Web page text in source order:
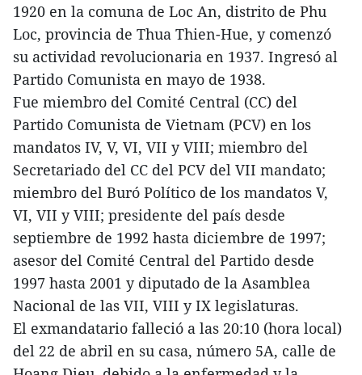
1920 en la comuna de Loc An, distrito de Phu
Loc, provincia de Thua Thien-Hue, y comenzó
su actividad revolucionaria en 1937. Ingresó al
Partido Comunista en mayo de 1938.
Fue miembro del Comité Central (CC) del
Partido Comunista de Vietnam (PCV) en los
mandatos IV, V, VI, VII y VIII; miembro del
Secretariado del CC del PCV del VII mandato;
miembro del Buró Político de los mandatos V,
VI, VII y VIII; presidente del país desde
septiembre de 1992 hasta diciembre de 1997;
asesor del Comité Central del Partido desde
1997 hasta 2001 y diputado de la Asamblea
Nacional de las VII, VIII y IX legislaturas.
El exmandatario falleció a las 20:10 (hora local)
del 22 de abril en su casa, número 5A, calle de